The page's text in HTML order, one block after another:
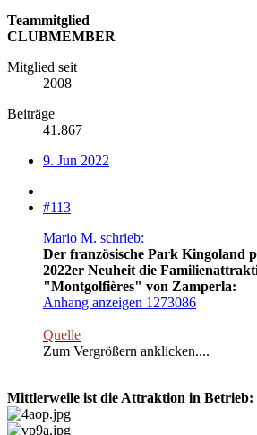
Teammitglied
CLUBMEMBER
Mitglied seit
2008
Beiträge
41.867
9. Jun 2022
#113
Mario M. schrieb:
Der französische Park Kingoland
2022er Neuheit die
"Montgolfières" von Zamperla:
Anhang anzeigen 1273086
Quelle
Zum Vergrößern anklicken....
Mittlerweile ist die Attraktion in Betrieb: